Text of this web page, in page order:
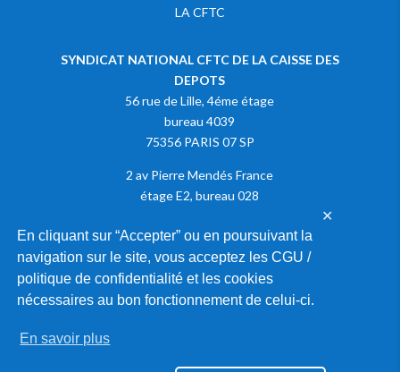
En cliquant sur “Accepter” ou en poursuivant la
navigation sur le site, vous acceptez les CGU /
politique de confidentialité et les cookies
nécessaires au bon fonctionnement de celui-ci.
En savoir plus
✕
LA CFTC
SYNDICAT NATIONAL CFTC DE LA CAISSE DES
DEPOTS
56 rue de Lille, 4éme étage
bureau 4039
75356 PARIS 07 SP
2 av Pierre Mendés France
étage E2, bureau 028
Adhérer à la CFTC